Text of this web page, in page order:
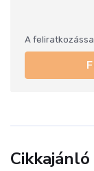
A
Cikkajánló